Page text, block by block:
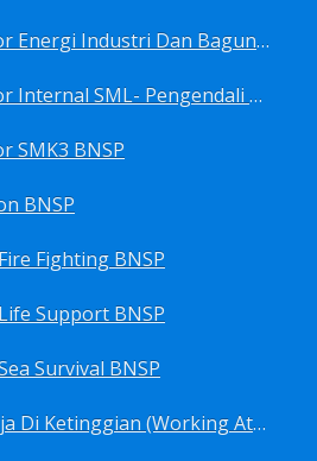
Sertifikasi Auditor Energi Industri Dan Bagunan Gedung BNSP
Sertifikasi Auditor Internal SML- Pengendali Dan Penerapan SML- Perencana SML- Manajer SML- Pengendali Dokumen SML BNSP
SMK3 BNSP
BNSP
Fighting BNSP
Support BNSP
Survival BNSP
Sertifikasi Bekerja Di Ketinggian (Working At Height) BNSP